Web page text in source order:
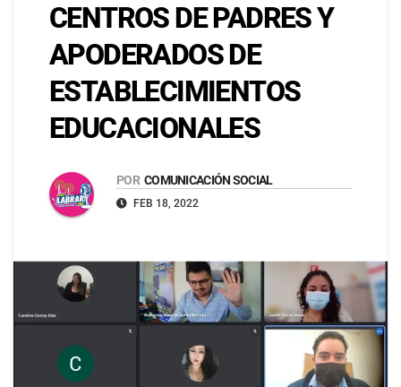
CENTROS DE PADRES Y
APODERADOS DE
ESTABLECIMIENTOS
EDUCACIONALES
POR COMUNICACIÓN SOCIAL
FEB 18, 2022